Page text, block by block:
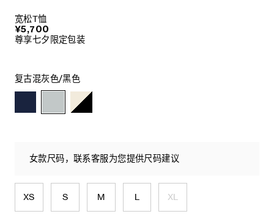
宽松T恤
¥5,700
尊享七夕限定包装
复古混灰色/黑色
女款尺码，联系客服为您提供尺码建议
XS S M L XL